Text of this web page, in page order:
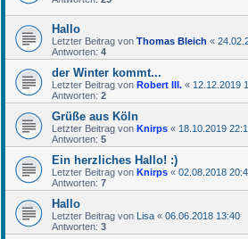
Hallo
Letzter Beitrag von Thomas Bleich «
Antworten: 4
der Winter kommt...
Letzter Beitrag von Robert III. « 12.12.2019
Antworten: 2
Grüße aus Köln
Letzter Beitrag von Knirps « 18.10.2019
Antworten: 5
Ein herzliches Hallo! :)
Letzter Beitrag von Knirps « 02.08.2018
Antworten: 7
Hallo
Letzter Beitrag von Lisa « 06.06.2018 13:40
Antworten: 3